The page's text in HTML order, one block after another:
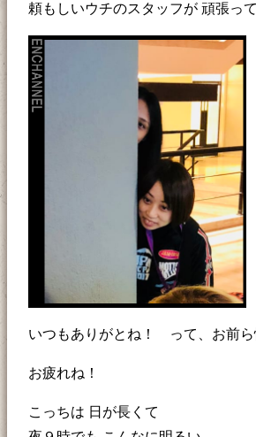
頼もしいウチのスタッフが 頑張っ
いつもありがとね！ って、お前ら
お疲れね！
こっちは 日が長くて